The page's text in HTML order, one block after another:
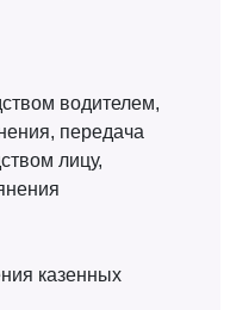
водителем,
передача
лицу,
казенных